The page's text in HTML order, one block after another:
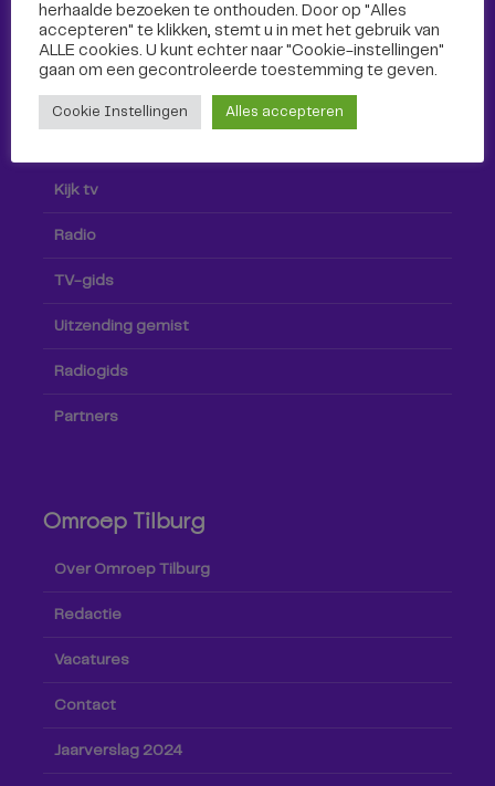
Kijk tv
Radio
TV-gids
Uitzending gemist
Radiogids
Partners
Omroep Tilburg
Over Omroep Tilburg
Redactie
Vacatures
Contact
Jaarverslag 2024
herhaalde bezoeken te onthouden. Door op "Alles
accepteren" te klikken, stemt u in met het gebruik van
ALLE cookies. U kunt echter naar "Cookie-instellingen"
gaan om een ​​gecontroleerde toestemming te geven.
Cookie Instellingen Alles accepteren